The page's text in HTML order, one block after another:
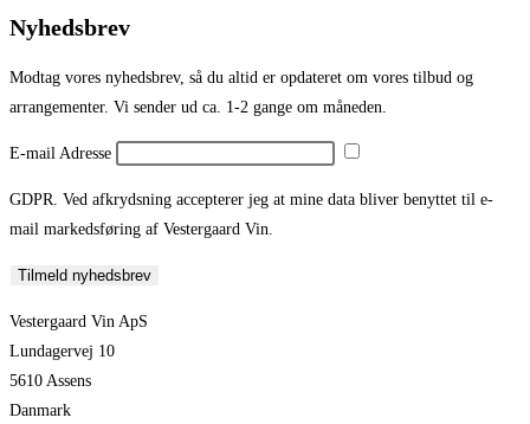
Nyhedsbrev
Modtag vores nyhedsbrev, så du altid er opdateret om vores tilbud og
arrangementer. Vi sender ud ca. 1-2 gange om måneden.
E-mail Adresse
GDPR. Ved afkrydsning accepterer jeg at mine data bliver benyttet til e-
mail markedsføring af Vestergaard Vin.
Tilmeld nyhedsbrev
Vestergaard Vin ApS
Lundagervej 10
5610 Assens
Danmark